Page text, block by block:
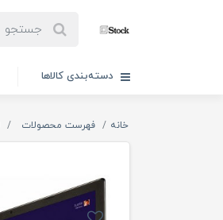
دسته‌بندی کالاها
خانه فهرست محصولات